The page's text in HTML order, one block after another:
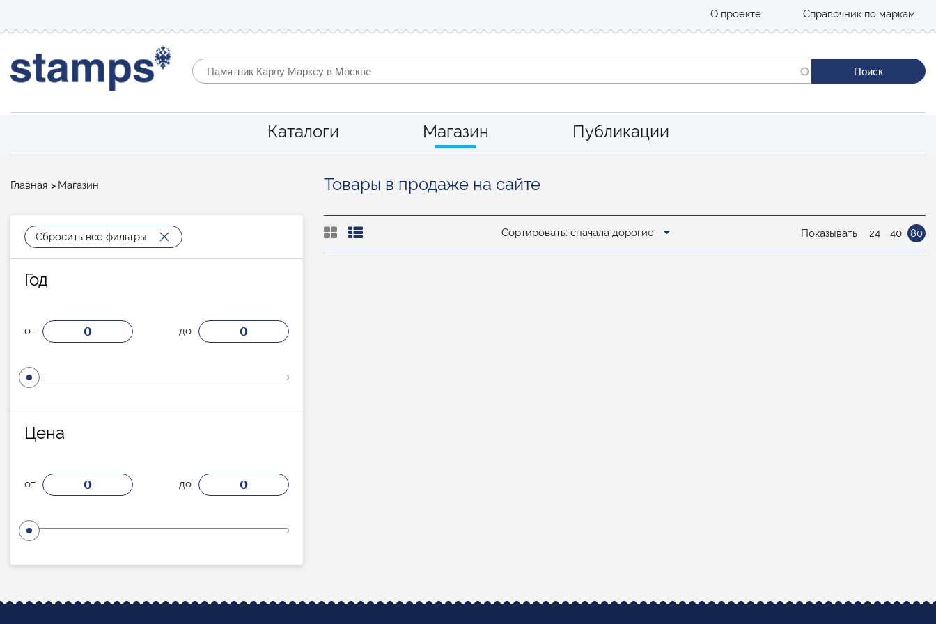
О проекте Справочник по маркам
Каталоги Магазин Публикации
Строка
Главная Магазин Товары в продаже на сайте
Сбросить все фильтры
Год
от 0 до 0
Цена
от 0 до 0
Сортировать: сначала дорогие Показывать 24 40 80